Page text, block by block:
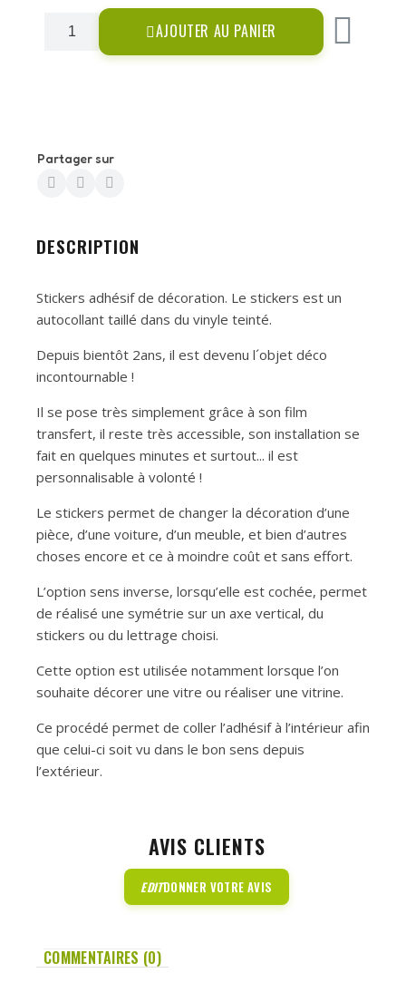
AJOUTER AU PANIER
Partager sur
DESCRIPTION
Stickers adhésif de décoration. Le stickers est un
autocollant taillé dans du vinyle teinté.
Depuis bientôt 2ans, il est devenu l´objet déco
incontournable !
Il se pose très simplement grâce à son film
transfert, il reste très accessible, son installation se
fait en quelques minutes et surtout... il est
personnalisable à volonté !
Le stickers permet de changer la décoration d’une
pièce, d’une voiture, d’un meuble, et bien d’autres
choses encore et ce à moindre coût et sans effort.
L’option sens inverse, lorsqu’elle est cochée, permet
de réalisé une symétrie sur un axe vertical, du
stickers ou du lettrage choisi.
Cette option est utilisée notamment lorsque l’on
souhaite décorer une vitre ou réaliser une vitrine.
Ce procédé permet de coller l’adhésif à l’intérieur afin
que celui-ci soit vu dans le bon sens depuis
l’extérieur.
AVIS CLIENTS
EDITDONNER VOTRE AVIS
COMMENTAIRES (0)